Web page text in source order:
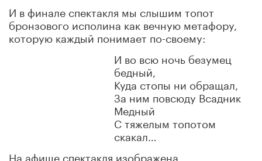
И в финале спектакля мы слышим топот
бронзового исполина как вечную метафору,
которую каждый понимает по-своему:
И во всю ночь безумец
бедный,
Куда стопы ни обращал,
За ним повсюду Всадник
Медный
С тяжелым топотом
скакал…
На афише спектакля изображена